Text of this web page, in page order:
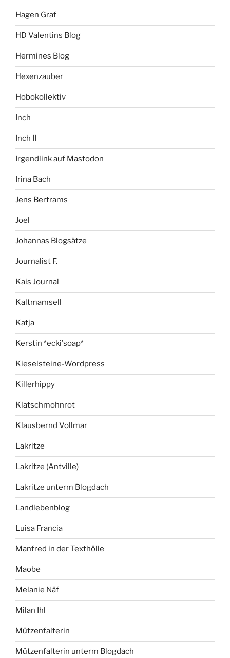
Hagen Graf
HD Valentins Blog
Hermines Blog
Hexenzauber
Hobokollektiv
Inch
Inch II
Irgendlink auf Mastodon
Irina Bach
Jens Bertrams
Joel
Johannas Blogsätze
Journalist F.
Kais Journal
Kaltmamsell
Katja
Kerstin *ecki'soap*
Kieselsteine-Wordpress
Killerhippy
Klatschmohnrot
Klausbernd Vollmar
Lakritze
Lakritze (Antville)
Lakritze unterm Blogdach
Landlebenblog
Luisa Francia
Manfred in der Texthölle
Maobe
Melanie Näf
Milan Ihl
Mützenfalterin
Mützenfalterin unterm Blogdach